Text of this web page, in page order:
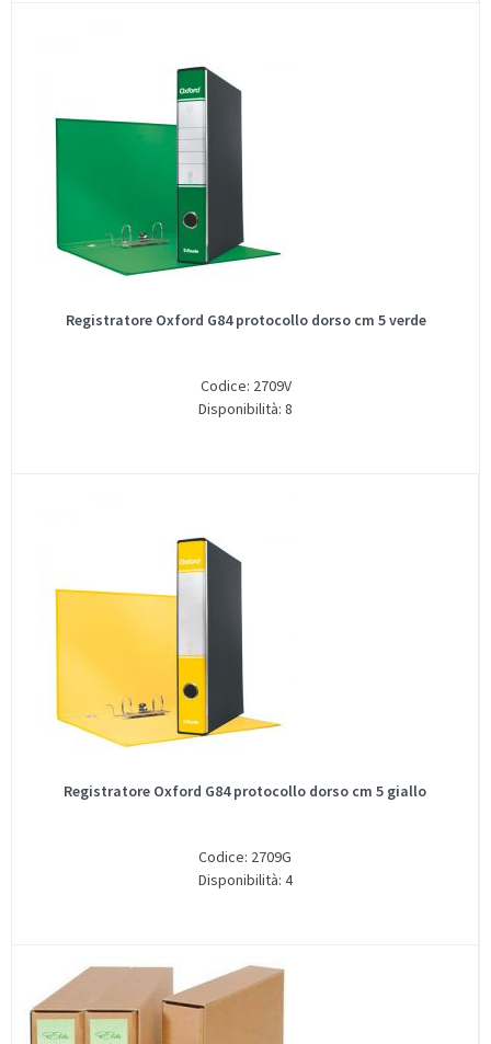
Registratore Oxford G84 protocollo dorso cm 5 verde
Codice: 2709V
Disponibilità: 8
Registratore Oxford G84 protocollo dorso cm 5 giallo
Codice: 2709G
Disponibilità: 4